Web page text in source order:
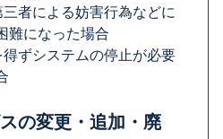
三者による妨害行為などに
難になった場合
得ずシステムの停止が必要
の変更・追加・廃